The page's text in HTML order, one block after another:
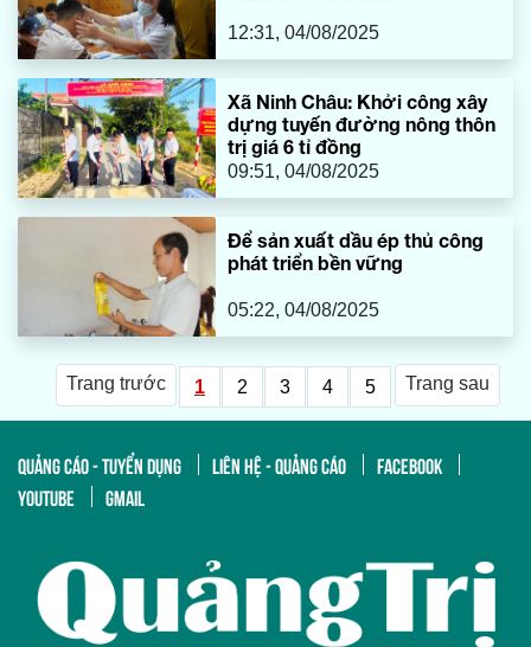
12:31, 04/08/2025
Xã Ninh Châu: Khởi công xây
dựng tuyến đường nông thôn
trị giá 6 tỉ đồng
09:51, 04/08/2025
Để sản xuất dầu ép thủ công
phát triển bền vững
05:22, 04/08/2025
Trang trước 1 2 3 4 5 Trang sau
QUẢNG CÁO - TUYỂN DỤNG LIÊN HỆ - QUẢNG CÁO
FACEBOOK
YOUTUBE
GMAIL